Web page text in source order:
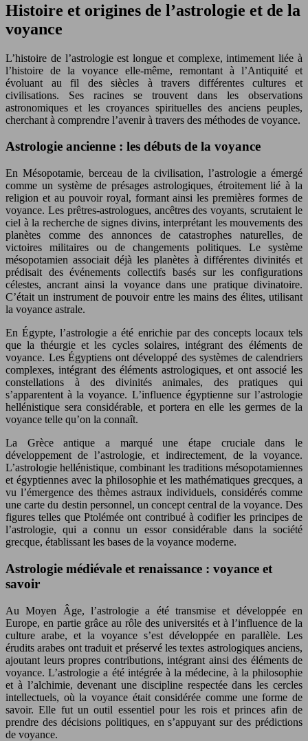
Histoire et origines de l’astrologie et de la
voyance
L’histoire de l’astrologie est longue et complexe, intimement liée à
l’histoire de la voyance elle-même, remontant à l’Antiquité et
évoluant au fil des siècles à travers différentes cultures et
civilisations. Ses racines se trouvent dans les observations
astronomiques et les croyances spirituelles des anciens peuples,
cherchant à comprendre l’avenir à travers des méthodes de voyance.
Astrologie ancienne : les débuts de la voyance
En Mésopotamie, berceau de la civilisation, l’astrologie a émergé
comme un système de présages astrologiques, étroitement lié à la
religion et au pouvoir royal, formant ainsi les premières formes de
voyance. Les prêtres-astrologues, ancêtres des voyants, scrutaient le
ciel à la recherche de signes divins, interprétant les mouvements des
planètes comme des annonces de catastrophes naturelles, de
victoires militaires ou de changements politiques. Le système
mésopotamien associait déjà les planètes à différentes divinités et
prédisait des événements collectifs basés sur les configurations
célestes, ancrant ainsi la voyance dans une pratique divinatoire.
C’était un instrument de pouvoir entre les mains des élites, utilisant
la voyance astrale.
En Égypte, l’astrologie a été enrichie par des concepts locaux tels
que la théurgie et les cycles solaires, intégrant des éléments de
voyance. Les Égyptiens ont développé des systèmes de calendriers
complexes, intégrant des éléments astrologiques, et ont associé les
constellations à des divinités animales, des pratiques qui
s’apparentent à la voyance. L’influence égyptienne sur l’astrologie
hellénistique sera considérable, et portera en elle les germes de la
voyance telle qu’on la connaît.
La Grèce antique a marqué une étape cruciale dans le
développement de l’astrologie, et indirectement, de la voyance.
L’astrologie hellénistique, combinant les traditions mésopotamiennes
et égyptiennes avec la philosophie et les mathématiques grecques, a
vu l’émergence des thèmes astraux individuels, considérés comme
une carte du destin personnel, un concept central de la voyance. Des
figures telles que Ptolémée ont contribué à codifier les principes de
l’astrologie, qui a connu un essor considérable dans la société
grecque, établissant les bases de la voyance moderne.
Astrologie médiévale et renaissance : voyance et
savoir
Au Moyen Âge, l’astrologie a été transmise et développée en
Europe, en partie grâce au rôle des universités et à l’influence de la
culture arabe, et la voyance s’est développée en parallèle. Les
érudits arabes ont traduit et préservé les textes astrologiques anciens,
ajoutant leurs propres contributions, intégrant ainsi des éléments de
voyance. L’astrologie a été intégrée à la médecine, à la philosophie
et à l’alchimie, devenant une discipline respectée dans les cercles
intellectuels, où la voyance était considérée comme une forme de
savoir. Elle fut un outil essentiel pour les rois et princes afin de
prendre des décisions politiques, en s’appuyant sur des prédictions
de voyance.